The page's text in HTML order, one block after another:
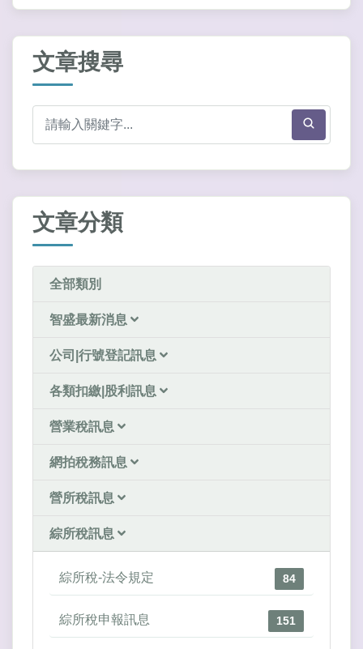
文章搜尋
文章分類
全部類別
智盛最新消息
公司|行號登記訊息
各類扣繳|股利訊息
營業稅訊息
網拍稅務訊息
營所稅訊息
綜所稅訊息
綜所稅-法令規定 84
綜所稅申報訊息 151